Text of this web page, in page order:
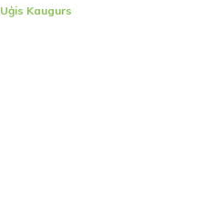
Uģis Kaugurs